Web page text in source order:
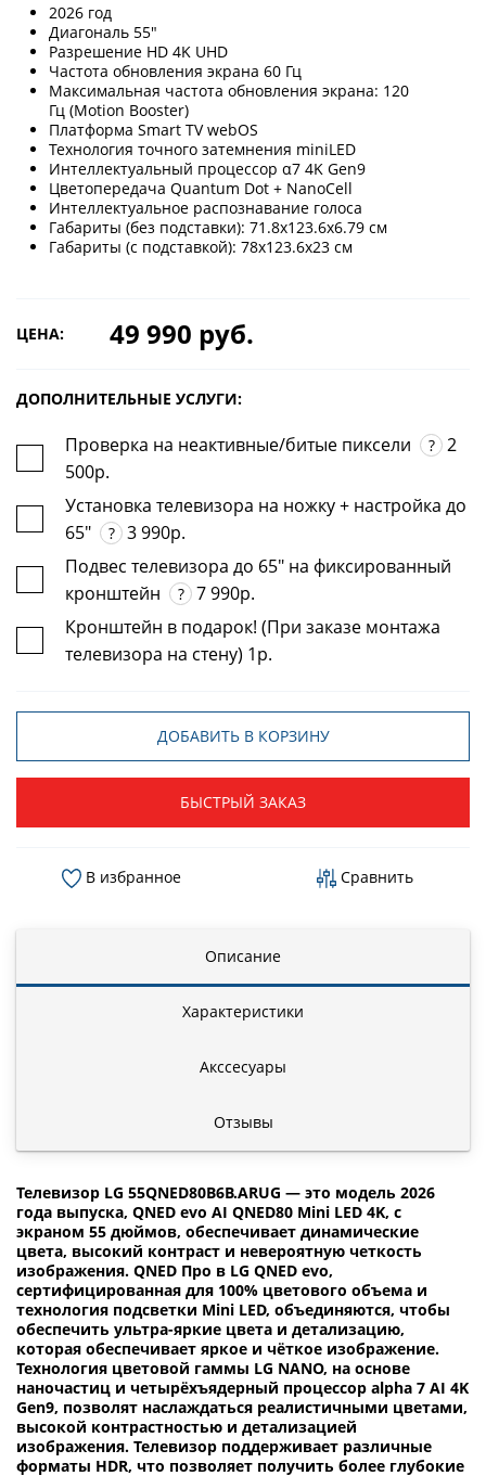
2026 год
Диагональ 55"
Разрешение HD 4K UHD
Частота обновления экрана 60 Гц
Максимальная частота обновления экрана: 120
Гц (Motion Booster)
Платформа Smart TV webOS
Технология точного затемнения miniLED
Интеллектуальный процессор α7 4K Gen9
Цветопередача Quantum Dot + NanoCell
Интеллектуальное распознавание голоса
Габариты (без подставки): 71.8х123.6х6.79 см
Габариты (с подставкой): 78х123.6х23 см
ЦЕНА: 49 990 руб.
ДОПОЛНИТЕЛЬНЫЕ УСЛУГИ:
Проверка на неактивные/битые пиксели ?
2
500р.
Установка телевизора на ножку + настройка до
65"
?
3 990р.
Подвес телевизора до 65" на фиксированный
кронштейн
?
7 990р.
Кронштейн в подарок! (При заказе монтажа
телевизора на стену) 1р.
ДОБАВИТЬ В КОРЗИНУ
БЫСТРЫЙ ЗАКАЗ
В избранное Сравнить
Описание
Характеристики
Акссесуары
Отзывы
Телевизор LG 55QNED80B6B.ARUG — это модель 2026
года выпуска, QNED evo AI QNED80 Mini LED 4K, с
экраном 55 дюймов, обеспечивает динамические
цвета, высокий контраст и невероятную четкость
изображения. QNED Про в LG QNED evo,
сертифицированная для 100% цветового объема и
технология подсветки Mini LED, объединяются, чтобы
обеспечить ультра-яркие цвета и детализацию,
которая обеспечивает яркое и чёткое изображение.
Технология цветовой гаммы LG NANO, на основе
наночастиц и четырёхъядерный процессор alpha 7 AI 4K
Gen9, позволят наслаждаться реалистичными цветами,
высокой контрастностью и детализацией
изображения. Телевизор поддерживает различные
форматы HDR, что позволяет получить более глубокие